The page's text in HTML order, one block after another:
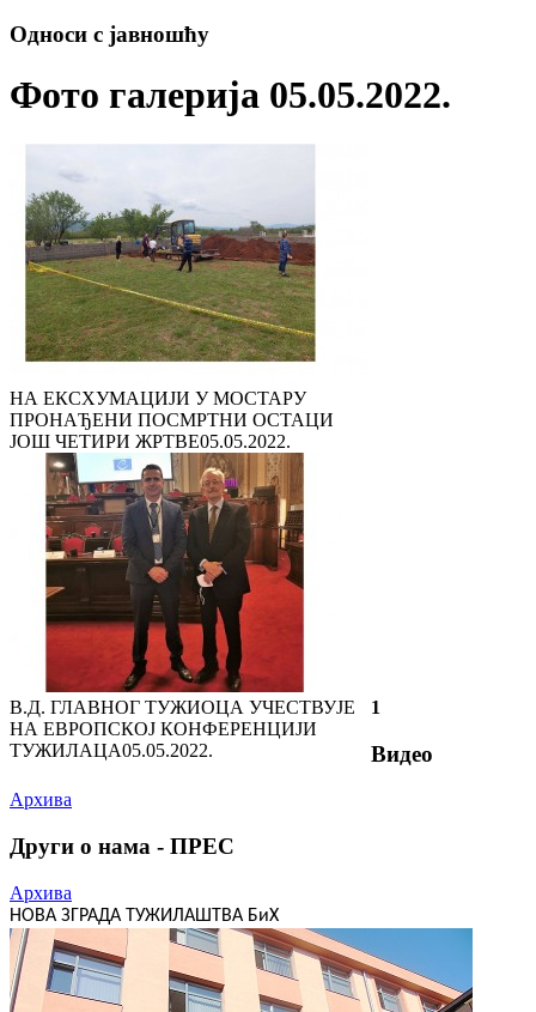
Односи с јавношћу
Фото галерија 05.05.2022.
НА ЕКСХУМАЦИЈИ У МОСТАРУ
ПРОНАЂЕНИ ПОСМРТНИ ОСТАЦИ
ЈОШ ЧЕТИРИ ЖРТВЕ05.05.2022.
В.Д. ГЛАВНОГ ТУЖИОЦА УЧЕСТВУЈЕ
НА ЕВРОПСКОЈ КОНФЕРЕНЦИЈИ
ТУЖИЛАЦА05.05.2022.
1
Видео
Архива
Други о нама - ПРЕС
Архива
НОВА ЗГРАДА ТУЖИЛАШТВА БиХ